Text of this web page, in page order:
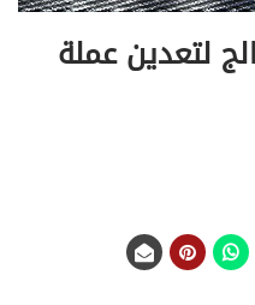
لتعدين عملة